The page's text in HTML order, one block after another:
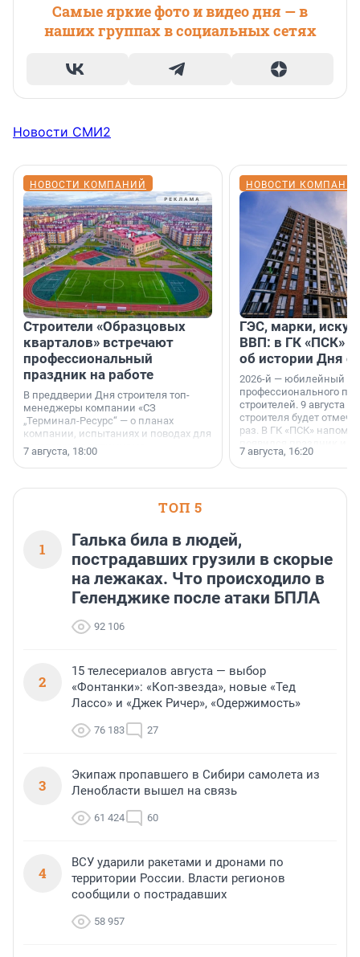
Самые яркие фото и видео дня — в
наших группах в социальных сетях
Новости СМИ2
НОВОСТИ КОМПАНИЙ
Строители «Образцовых
кварталов» встречают
профессиональный
праздник на работе
В преддверии Дня строителя топ-
менеджеры компании «СЗ
„Терминал-Ресурс“ — о планах
компании, испытаниях и поводах для
осторожного оптимизма.
7 августа, 18:00
НОВОСТИ
ГЭС, марки,
ВВП: в ГК «ПСК»
об истории Дня
2026-й — юбилейный
профессионального
строителей. 9 августа
строителя будет
раз. В ГК «ПСК»
поменялась роль
7 августа, 16:20
ТОП 5
1
Галька била в людей,
пострадавших грузили в скорые
на лежаках. Что происходило в
Геленджике после атаки БПЛА
92 106
2
15 телесериалов августа — выбор
«Фонтанки»: «Коп-звезда», новые «Тед
Лассо» и «Джек Ричер», «Одержимость»
76 183 27
3
Экипаж пропавшего в Сибири самолета из
Ленобласти вышел на связь
61 424 60
4
ВСУ ударили ракетами и дронами по
территории России. Власти регионов
сообщили о пострадавших
58 957